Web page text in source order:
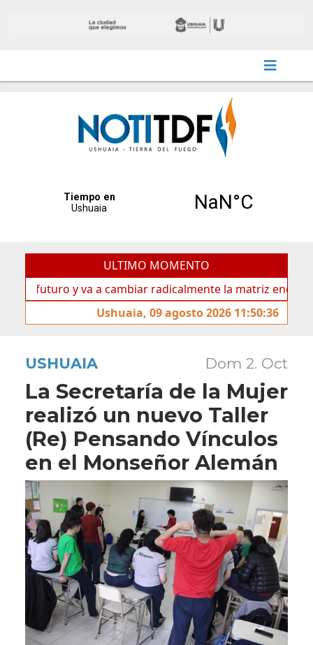
ULTIMO MOMENTO
y va a cambiar radicalmente la matriz energética de
Ushuaia, 09 agosto 2026 11:50:36
USHUAIA Dom 2. Oct
La Secretaría de la Mujer
realizó un nuevo Taller
(Re) Pensando Vínculos
en el Monseñor Alemán